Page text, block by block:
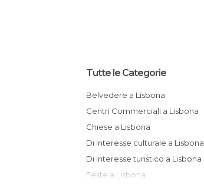
Tutte le Categorie
Belvedere a Lisbona
Centri Commerciali a Lisbona
Chiese a Lisbona
Di interesse culturale a Lisbona
Di interesse turistico a Lisbona
Feste a Lisbona